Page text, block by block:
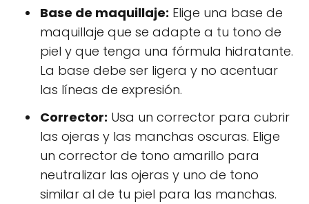
Base de maquillaje: Elige una base de
maquillaje que se adapte a tu tono de
piel y que tenga una fórmula hidratante.
La base debe ser ligera y no acentuar
las líneas de expresión.
Corrector: Usa un corrector para cubrir
las ojeras y las manchas oscuras. Elige
un corrector de tono amarillo para
neutralizar las ojeras y uno de tono
similar al de tu piel para las manchas.